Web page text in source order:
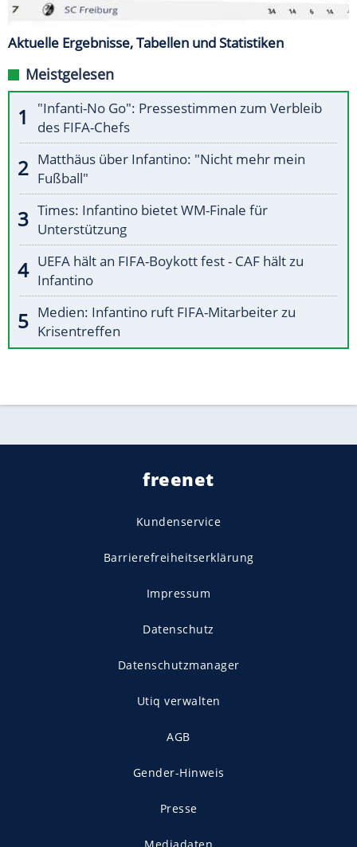
Aktuelle Ergebnisse, Tabellen und Statistiken
Meistgelesen
"Infanti-No Go": Pressestimmen zum Verbleib
des FIFA-Chefs
Matthäus über Infantino: "Nicht mehr mein
Fußball"
Times: Infantino bietet WM-Finale für
Unterstützung
UEFA hält an FIFA-Boykott fest - CAF hält zu
Infantino
Medien: Infantino ruft FIFA-Mitarbeiter zu
Krisentreffen
freenet
Kundenservice
Barrierefreiheitserklärung
Impressum
Datenschutz
Datenschutzmanager
Utiq verwalten
AGB
Gender-Hinweis
Presse